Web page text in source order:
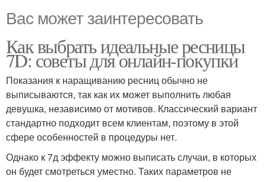
Вас может заинтересовать
Как выбрать идеальные ресницы
7D: советы для онлайн-покупки
Показания к наращиванию ресниц обычно не
выписываются, так как их может выполнить любая
девушка, независимо от мотивов. Классический вариант
стандартно подходит всем клиентам, поэтому в этой
сфере особенностей в процедуры нет.
Однако к 7д эффекту можно выписать случаи, в которых
он будет смотреться уместно. Таких параметров не